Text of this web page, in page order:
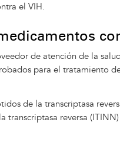
el VIH.
de atención de la
para el tratamiento
de la transcriptasa
transcriptasa reversa (ITINN)